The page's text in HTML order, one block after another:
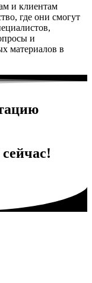
и клиентам
где они смогут
и
материалов в